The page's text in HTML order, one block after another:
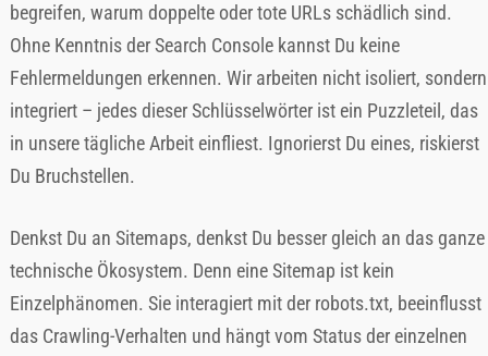
begreifen, warum doppelte oder tote URLs schädlich sind.
Ohne Kenntnis der Search Console kannst Du keine
Fehlermeldungen erkennen. Wir arbeiten nicht isoliert, sondern
integriert – jedes dieser Schlüsselwörter ist ein Puzzleteil, das
in unsere tägliche Arbeit einfliest. Ignorierst Du eines, riskierst
Du Bruchstellen.
Denkst Du an Sitemaps, denkst Du besser gleich an das ganze
technische Ökosystem. Denn eine Sitemap ist kein
Einzelphänomen. Sie interagiert mit der robots.txt, beeinflusst
das Crawling-Verhalten und hängt vom Status der einzelnen